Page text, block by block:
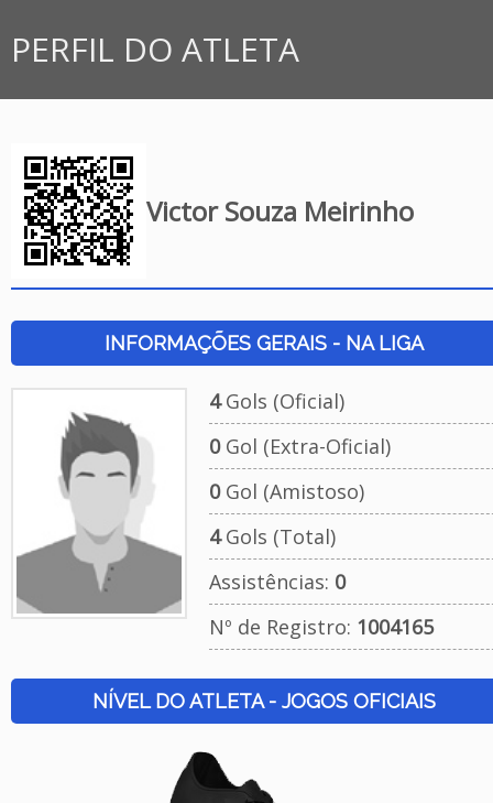
PERFIL DO ATLETA
Victor Souza Meirinho
INFORMAÇÕES GERAIS - NA LIGA
4Gols (Oficial)
0Gol (Extra-Oficial)
0Gol (Amistoso)
4Gols (Total)
Assistências: 0
Nº de Registro: 1004165
NÍVEL DO ATLETA - JOGOS OFICIAIS